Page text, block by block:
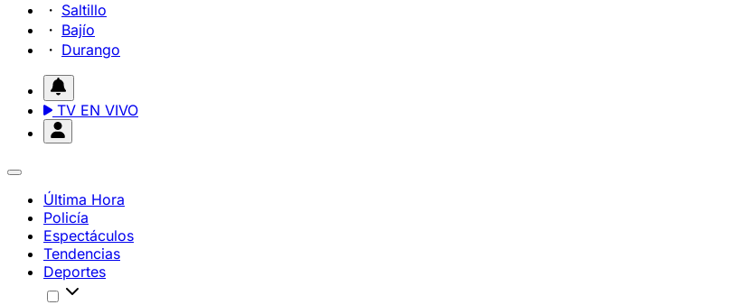
Saltillo
Bajío
Durango
TV EN VIVO
Última Hora
Policía
Espectáculos
Tendencias
Deportes